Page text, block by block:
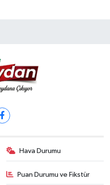
Hava Durumu
Puan Durumu ve Fikstür